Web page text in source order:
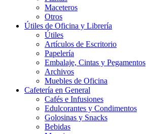
Maceteros
Otros
Útiles de Oficina y Librería
Útiles
Artículos de Escritorio
Papelería
Embalaje, Cintas y Pegamentos
Archivos
Muebles de Oficina
Cafetería en General
Cafés e Infusiones
Edulcorantes y Condimentos
Golosinas y Snacks
Bebidas